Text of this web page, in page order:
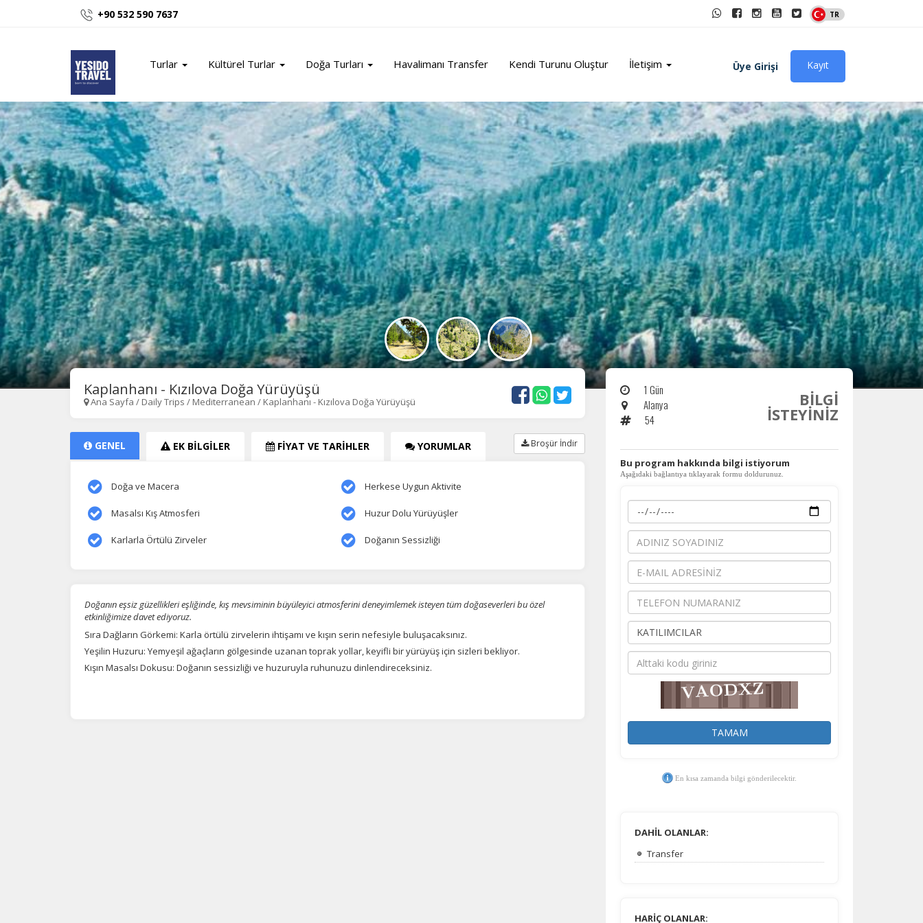
+90 532 590 7637 TR
Turlar Kültürel Turlar Doğa Turları Havalimanı Transfer Kendi Turunu Oluştur İletişim Üye Girişi Kayıt
Kaplanhanı - Kızılova Doğa Yürüyüşü
Ana Sayfa / Daily Trips / Mediterranean / Kaplanhanı - Kızılova Doğa Yürüyüşü
GENEL EK BİLGİLER FİYAT VE TARİHLER YORUMLAR Broşür İndir
Doğa ve Macera Herkese Uygun Aktivite
Masalsı Kış Atmosferi Huzur Dolu Yürüyüşler
Karlarla Örtülü Zirveler Doğanın Sessizliği
Doğanın eşsiz güzellikleri eşliğinde, kış mevsiminin büyüleyici atmosferini deneyimlemek isteyen tüm doğaseverleri bu özel
etkinliğimize davet ediyoruz.
Sıra Dağların Görkemi: Karla örtülü zirvelerin ihtişamı ve kışın serin nefesiyle buluşacaksınız.
Yeşilin Huzuru: Yemyeşil ağaçların gölgesinde uzanan toprak yollar, keyifli bir yürüyüş için sizleri bekliyor.
Kışın Masalsı Dokusu: Doğanın sessizliği ve huzuruyla ruhunuzu dinlendireceksiniz.
1 Gün
Alanya
54
BİLGİ
İSTEYİNİZ
​Bu program hakkında bilgi istiyorum
Aşağıdaki bağlantıya tıklayarak formu doldurunuz.
TAMAM
En kısa zamanda bilgi gönderilecektir.
DAHİL OLANLAR:
Transfer
HARİÇ OLANLAR: